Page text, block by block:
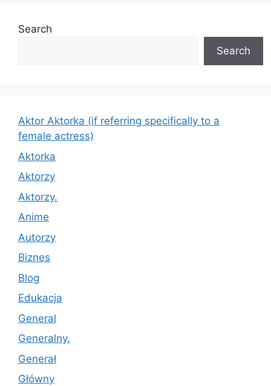
Search
Search
Aktor Aktorka (if referring specifically to a
female actress)
Aktorka
Aktorzy
Aktorzy.
Anime
Autorzy
Biznes
Blog
Edukacja
General
Generalny.
Generał
Główny